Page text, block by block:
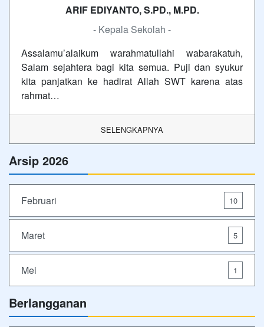
ARIF EDIYANTO, S.PD., M.PD.
- Kepala Sekolah -
Assalamu’alaikum warahmatullahi wabarakatuh,
Salam sejahtera bagi kita semua. Puji dan syukur
kita panjatkan ke hadirat Allah SWT karena atas
rahmat…
SELENGKAPNYA
Arsip 2026
Februari 10
Maret 5
Mei 1
Berlangganan